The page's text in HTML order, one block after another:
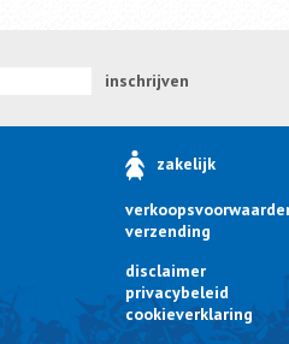
inschrijven
zakelijk
verzending
disclaimer
privacybeleid
cookieverklaring